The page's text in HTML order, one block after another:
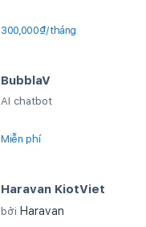
300,000₫/tháng
BubblaV
AI chatbot
Miễn phí
Haravan KiotViet
bởi Haravan